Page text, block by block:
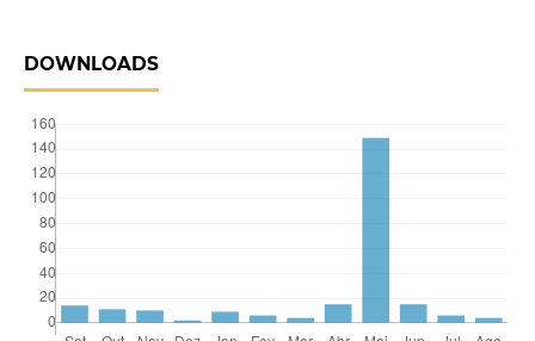
DOWNLOADS